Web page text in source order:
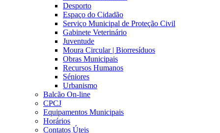
Desporto
Espaço do Cidadão
Serviço Municipal de Proteção Civil
Gabinete Veterinário
Juventude
Moura Circular | Biorresíduos
Obras Municipais
Recursos Humanos
Séniores
Urbanismo
Balcão On-line
CPCJ
Equipamentos Municipais
Horários
Contatos Úteis